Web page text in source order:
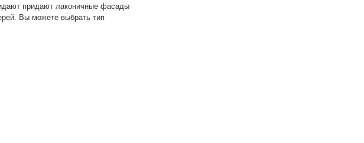
придают лаконичные фасады
Вы можете выбрать тип